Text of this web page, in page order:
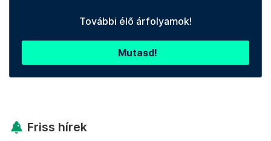
További élő árfolyamok!
Mutasd!
Friss hírek